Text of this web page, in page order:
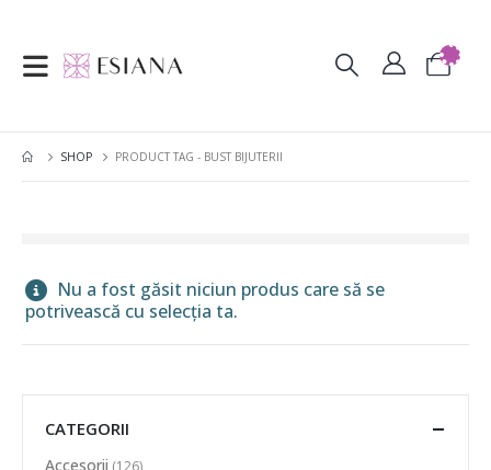
SHOP PRODUCT TAG - BUST BIJUTERII
Nu a fost găsit niciun produs care să se
potrivească cu selecția ta.
CATEGORII
Accesorii (126)